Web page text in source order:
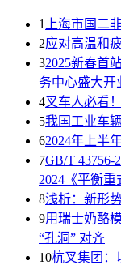
1
上海市国二
2应对高温和
32025新春首
务中心盛大开
4叉车人必看
5我国工业车
62024年上半
7GB/T 43756-
2024《平衡
8浅析：新形
9用瑞士奶酪
“孔洞” 对齐
10杭叉集团：